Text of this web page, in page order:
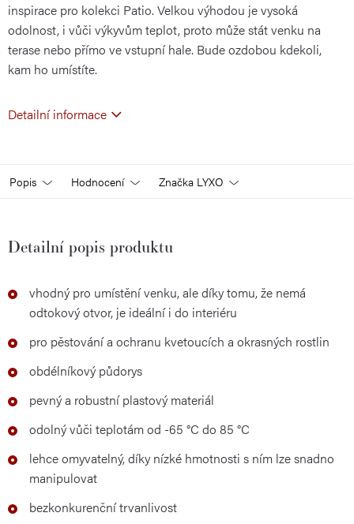
inspirace pro kolekci Patio. Velkou výhodou je vysoká
odolnost, i vůči výkyvům teplot, proto může stát venku na
terase nebo přímo ve vstupní hale. Bude ozdobou kdekoli,
kam ho umístíte.
Detailní informace
Popis Hodnocení Značka LYXO
Detailní popis produktu
vhodný pro umístění venku, ale díky tomu, že nemá
odtokový otvor, je ideální i do interiéru
pro pěstování a ochranu kvetoucích a okrasných rostlin
obdélníkový půdorys
pevný a robustní plastový materiál
odolný vůči teplotám od -65 °C do 85 °C
lehce omyvatelný, díky nízké hmotnosti s ním lze snadno
manipulovat
bezkonkurenční trvanlivost